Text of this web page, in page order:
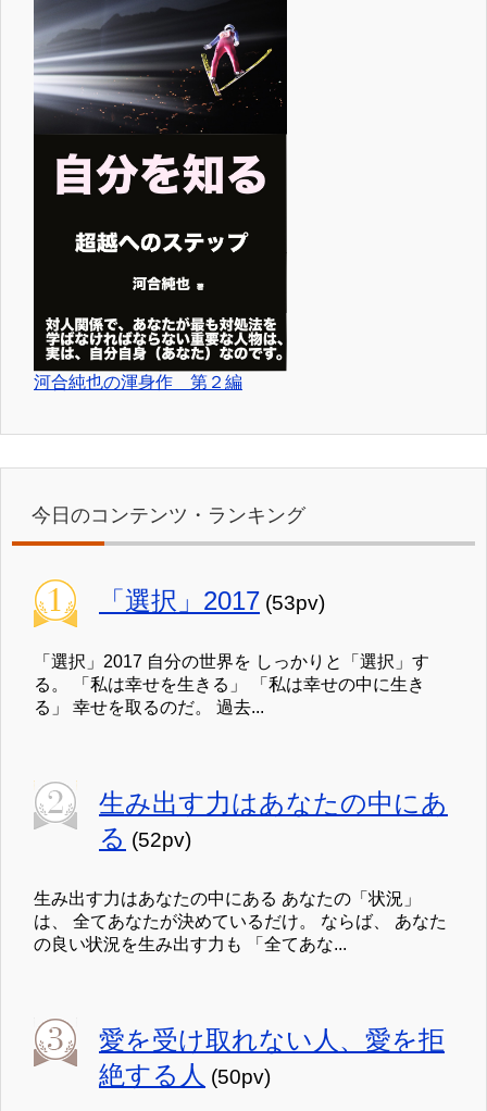
河合純也の渾身作 第２編
今日のコンテンツ・ランキング
「選択」2017 (53pv)
「選択」2017 自分の世界を しっかりと「選択」す
る。 「私は幸せを生きる」 「私は幸せの中に生き
る」 幸せを取るのだ。 過去...
生み出す力はあなたの中にあ
る (52pv)
生み出す力はあなたの中にある あなたの「状況」
は、 全てあなたが決めているだけ。 ならば、 あなた
の良い状況を生み出す力も 「全てあな...
愛を受け取れない人、愛を拒
絶する人 (50pv)